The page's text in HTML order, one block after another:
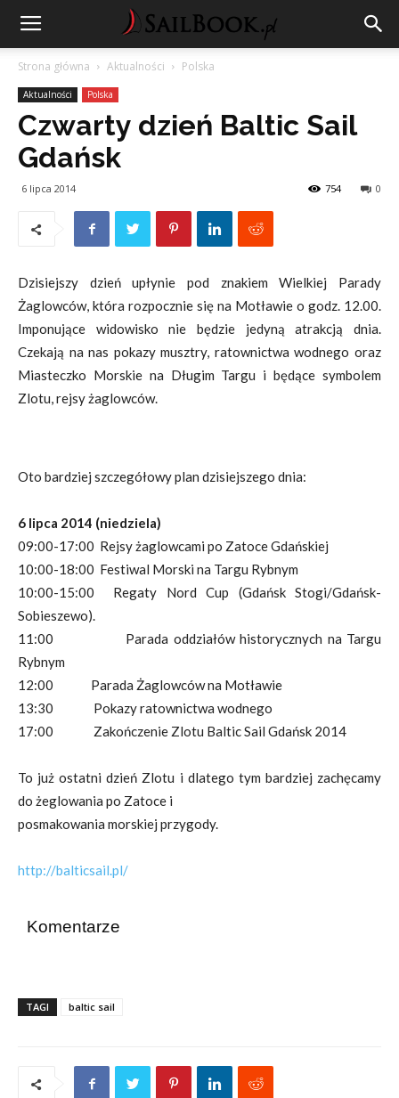
Strona główna Aktualności Polska
Aktualności Polska
Czwarty dzień Baltic Sail
Gdańsk
6 lipca 2014 0
754
Dzisiejszy dzień upłynie pod znakiem Wielkiej Parady
Żaglowców, która rozpocznie się na Motławie o godz. 12.00.
Imponujące widowisko nie będzie jedyną atrakcją dnia.
Czekają na nas pokazy musztry, ratownictwa wodnego oraz
Miasteczko Morskie na Długim Targu i będące symbolem
Zlotu, rejsy żaglowców.
Oto bardziej szczegółowy plan dzisiejszego dnia:
6 lipca 2014 (niedziela)
09:00-17:00 Rejsy żaglowcami po Zatoce Gdańskiej
10:00-18:00 Festiwal Morski na Targu Rybnym
10:00-15:00 Regaty Nord Cup (Gdańsk Stogi/Gdańsk-
Sobieszewo).
11:00 Parada oddziałów historycznych na Targu
Rybnym
12:00 Parada Żaglowców na Motławie
13:30 Pokazy ratownictwa wodnego
17:00 Zakończenie Zlotu Baltic Sail Gdańsk 2014
To już ostatni dzień Zlotu i dlatego tym bardziej zachęcamy
do żeglowania po Zatoce i
posmakowania morskiej przygody.
http://balticsail.pl/
Komentarze
TAGI baltic sail